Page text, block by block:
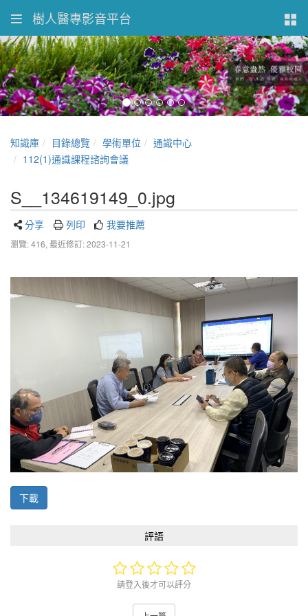
樹人醫專影音平台
知識庫 目錄總覽 學術單位
通識中心
112(1)通識課程諮詢會議
S__134619149_0.jpg
分享 列印 我要推薦
瀏覽: 416, 最近修訂: 2023-11-21
下載
評語
請登入後才可以評分